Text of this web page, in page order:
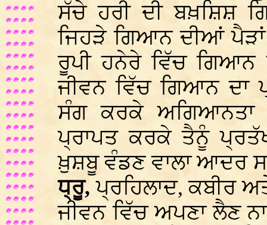
ਸੱਚੇ ਹਰੀ ਦੀ ਬਖ਼ਸ਼ਿਸ਼
ਜਿਹੜੇ ਗਿਆਨ ਦੀਆਂ
ਰੂਪੀ ਹਨੇਰੇ ਵਿੱਚ
ਜੀਵਨ ਵਿੱਚ ਗਿਆਨ
ਸੰਗ ਕਰਕੇ ਅਗਿਆਨਤਾ
ਪ੍ਰਾਪਤ ਕਰਕੇ ਤੈਨੂੰ
ਖ਼ੁਸ਼ਬੂ ਵੰਡਣ ਵਾਲਾ ਆਦਰ
ਧ੍ਰੂ,ਪ੍ਰਹਿਲਾਦ, ਕਬੀਰ
ਜੀਵਨ ਵਿੱਚ ਅਪਣਾ ਲੈਣ